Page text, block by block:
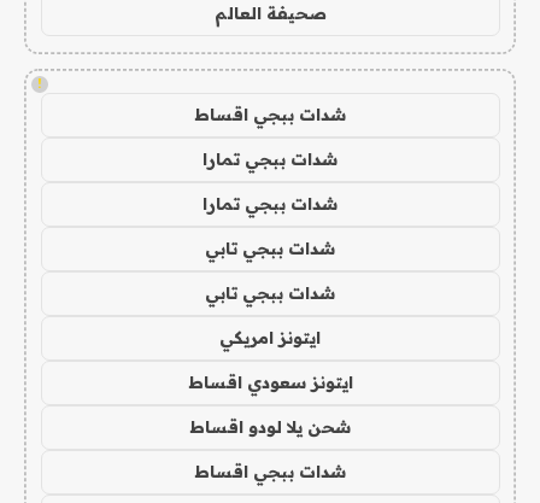
صحيفة العالم
!
شدات ببجي اقساط
شدات ببجي تمارا
شدات ببجي تمارا
شدات ببجي تابي
شدات ببجي تابي
ايتونز امريكي
ايتونز سعودي اقساط
شحن يلا لودو اقساط
شدات ببجي اقساط